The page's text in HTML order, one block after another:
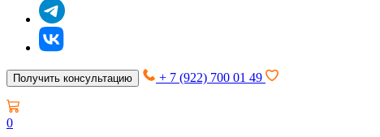
Получить консультацию + 7 (922) 700 01 49
0